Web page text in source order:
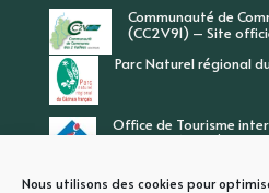
Nous utilisons des cookies pour
Communauté de
(CC2V91) – Site
Parc Naturel régional
Office de Tourisme
Forêt, Vallée de l’Ecole,